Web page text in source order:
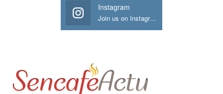
Instagram
Join us on Instagram